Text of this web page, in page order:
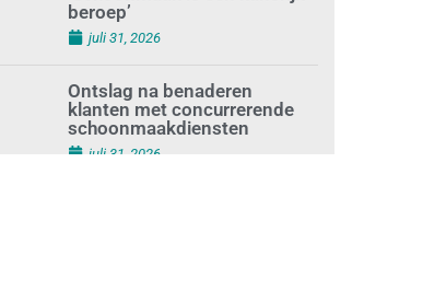
vastloopt?
juli 31, 2026
‘Schoonmaak is een kansrijk
beroep’
juli 31, 2026